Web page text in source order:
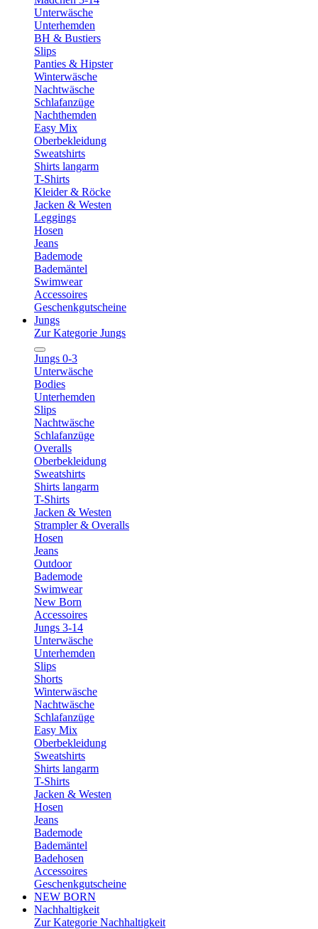
Unterwäsche
Unterhemden
BH & Bustiers
Slips
Panties & Hipster
Winterwäsche
Nachtwäsche
Schlafanzüge
Nachthemden
Easy Mix
Oberbekleidung
Sweatshirts
Shirts langarm
T-Shirts
Kleider & Röcke
Jacken & Westen
Leggings
Hosen
Jeans
Bademode
Bademäntel
Swimwear
Accessoires
Geschenkgutscheine
Jungs
Zur Kategorie Jungs
Jungs 0-3
Unterwäsche
Bodies
Unterhemden
Slips
Nachtwäsche
Schlafanzüge
Overalls
Oberbekleidung
Sweatshirts
Shirts langarm
T-Shirts
Jacken & Westen
Strampler & Overalls
Hosen
Jeans
Outdoor
Bademode
Swimwear
New Born
Accessoires
Jungs 3-14
Unterwäsche
Unterhemden
Slips
Shorts
Winterwäsche
Nachtwäsche
Schlafanzüge
Easy Mix
Oberbekleidung
Sweatshirts
Shirts langarm
T-Shirts
Jacken & Westen
Hosen
Jeans
Bademode
Bademäntel
Badehosen
Accessoires
Geschenkgutscheine
NEW BORN
Nachhaltigkeit
Zur Kategorie Nachhaltigkeit